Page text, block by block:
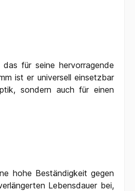
für seine hervorragende
ist er universell einsetzbar
sondern auch für einen
hohe Beständigkeit gegen
Lebensdauer bei,